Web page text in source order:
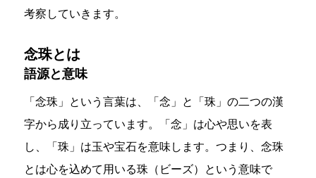
考察していきます。
念珠とは
語源と意味
「念珠」という言葉は、「念」と「珠」の二つの漢
字から成り立っています。「念」は心や思いを表
し、「珠」は玉や宝石を意味します。つまり、念珠
とは心を込めて用いる珠（ビーズ）という意味で